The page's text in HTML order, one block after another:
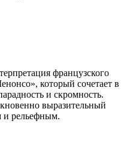
французского
который сочетает в
и скромность.
выразительный
и рельефным.